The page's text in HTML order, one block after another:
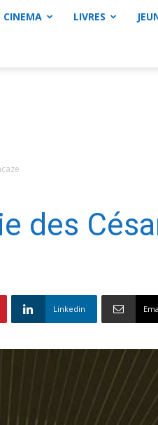
CINEMA LIVRES
des
Linkedin